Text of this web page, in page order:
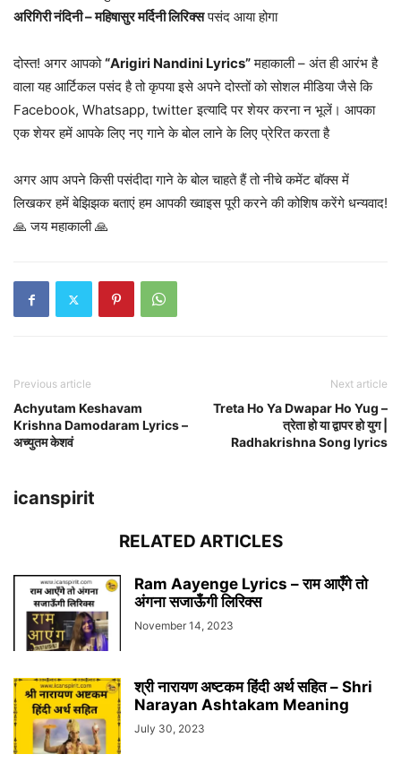
अरिगिरी नंदिनी – महिषासुर मर्दिनी लिरिक्सपसंद आया होगा
दोस्त! अगर आपको“Arigiri Nandini Lyrics”महाकाली – अंत ही आरंभ है
वाला यह आर्टिकल पसंद है तो कृपया इसे अपने दोस्तों को सोशल मीडिया जैसे कि
Facebook, Whatsapp, twitter इत्यादि पर शेयर करना न भूलें। आपका
एक शेयर हमें आपके लिए नए गाने के बोल लाने के लिए प्रेरित करता है
अगर आप अपने किसी पसंदीदा गाने के बोल चाहते हैं तो नीचे कमेंट बॉक्स में
लिखकर हमें बेझिझक बताएं हम आपकी ख्वाइस पूरी करने की कोशिष करेंगे धन्यवाद!
🙏 जय महाकाली 🙏
Previous article
Achyutam Keshavam
Krishna Damodaram Lyrics –
अच्युतम केशवं
Next article
Treta Ho Ya Dwapar Ho Yug –
त्रेता हो या द्वापर हो युग |
Radhakrishna Song lyrics
icanspirit
RELATED ARTICLES
Ram Aayenge Lyrics – राम आएँगे तो
अंगना सजाऊँगी लिरिक्स
November 14, 2023
श्री नारायण अष्टकम हिंदी अर्थ सहित – Shri
Narayan Ashtakam Meaning
July 30, 2023